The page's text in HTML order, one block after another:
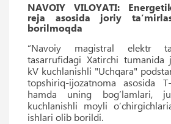
NAVOIY VILOYATI:
reja asosida joriy
borilmoqda
“Navoiy magistral elektr
tasarrufidagi Xatirchi tumanida
kV kuchlanishli "Uchqara"
topshiriq-ijozatnoma asosida
hamda uning bog’lamlari,
kuchlanishli moyli
ishlari olib borildi.